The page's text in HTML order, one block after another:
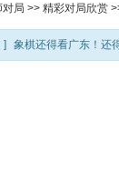
对局 >> 精彩对局欣赏
] 象棋还得看广东！还